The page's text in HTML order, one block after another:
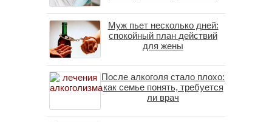
Муж пьет несколько дней:
спокойный план действий
для жены
После алкоголя стало плохо:
как семье понять, требуется
ли врач